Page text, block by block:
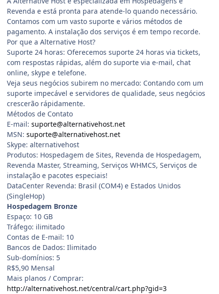
Revenda e está pronta para atende-lo quando necessário.
Contamos com um vasto suporte e vários métodos de
pagamento. A instalação dos serviços é em tempo recorde.
Por que a Alternative Host?
Suporte 24 horas: Oferecemos suporte 24 horas via tickets,
com respostas rápidas, além do suporte via e-mail, chat
online, skype e telefone.
Veja seus negócios subirem no mercado: Contando com um
suporte impecável e servidores de qualidade, seus negócios
crescerão rápidamente.
Métodos de Contato
E-mail: suporte@alternativehost.net
MSN: suporte@alternativehost.net
Skype: alternativehost
Produtos: Hospedagem de Sites, Revenda de Hospedagem,
Revenda Master, Streaming, Serviços WHMCS, Serviços de
instalação e pacotes especiais!
DataCenter Revenda: Brasil (COM4) e Estados Unidos
(SingleHop)
Hospedagem Bronze
Espaço: 10 GB
Tráfego: ilimitado
Contas de E-mail: 10
Bancos de Dados: Ilimitado
Sub-domínios: 5
R$5,90 Mensal
Mais planos / Comprar:
http://alternativehost.net/central/cart.php?gid=3